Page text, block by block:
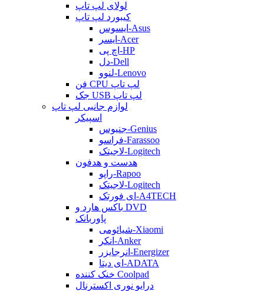
لولای لپ تاپ
کیبورد لپ تاپ
ایسوس-Asus
ایسر-Acer
اچ پی-HP
دل-Dell
لنوو-Lenovo
فن CPU لپ تاپ
جک USB لپ تاپ
لوازم جانبی لپ تاپ
اسپیکر
جنیوس-Genius
فراسو-Farassoo
لاجیتک-Logitech
هدست و هدفون
راپو-Rapoo
لاجیتک-Logitech
ای فورتک-A4TECH
باکس هارد و DVD
پاوربانک
شیائومی-Xiaomi
انکر-Anker
انرجایزر-Energizer
ای دیتا-ADATA
خنک کننده Coolpad
درایو نوری اکسترنال